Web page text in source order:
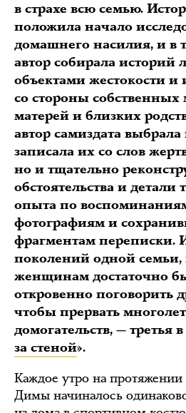
в страхе всю семью.
положила начало
домашнего насилия, и в
автор собирала историй
объектами жестокости и
со стороны
матерей и близких
автор самиздата
записала их со слов
но и тщательно
обстоятельства и детали
опыта по
фотографиям и
фрагментам переписки.
поколений одной семьи,
женщинам достаточно
откровенно поговорить
чтобы прервать
домогательств, — третья
за стеной».
Каждое утро на протяжении
Димы начиналось